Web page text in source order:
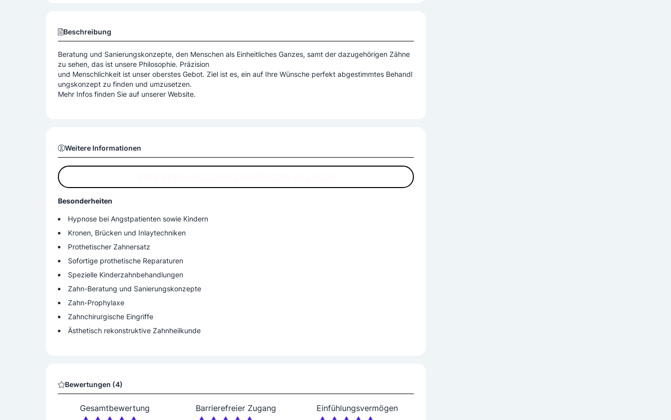
Beschreibung
Beratung und Sanierungskonzepte, den Menschen als Einheitliches Ganzes, samt der dazugehörigen Zähne
zu sehen, das ist unsere Philosophie. Präzision
und Menschlichkeit ist unser oberstes Gebot. Ziel ist es, ein auf Ihre Wünsche perfekt abgestimmtes Behandl
ungskonzept zu finden und umzusetzen.
Mehr Infos finden Sie auf unserer Website.
Weitere Informationen
Besonderheiten
Hypnose bei Angstpatienten sowie Kindern
Kronen, Brücken und Inlaytechniken
Prothetischer Zahnersatz
Sofortige prothetische Reparaturen
Spezielle Kinderzahnbehandlungen
Zahn-Beratung und Sanierungskonzepte
Zahn-Prophylaxe
Zahnchirurgische Eingriffe
Ästhetisch rekonstruktive Zahnheilkunde
Bewertungen (4)
Gesamtbewertung Barrierefreier Zugang Einfühlungsvermögen